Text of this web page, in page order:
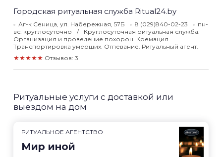
Городская ритуальная служба Ritual24.by
Аг-к Сеница, ул. Набережная, 57Б 8 (029)840-02-23
пн-
вс: круглосуточно
Круглосуточная ритуальная служба.
Организация и проведение похорон. Кремация.
Транспортировка умерших. Отпевание. Ритуальный агент.
★★★★★ Отзывов: 3
Ритуальные услуги с доставкой или
выездом на дом
РИТУАЛЬНОЕ АГЕНТСТВО
Мир иной